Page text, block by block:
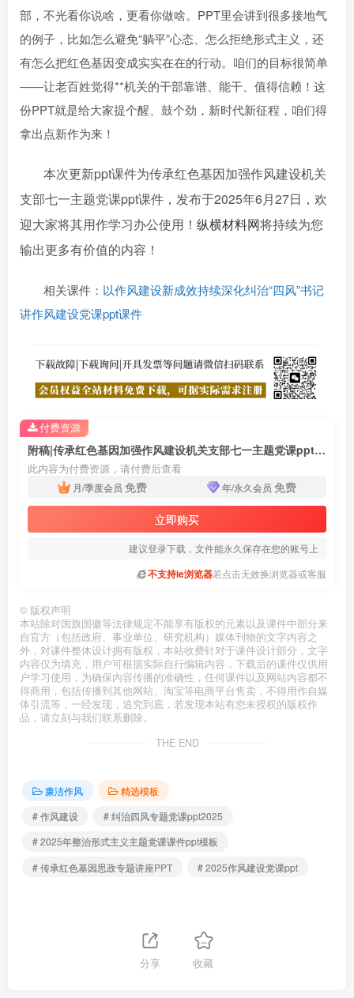
部，不光看你说啥，更看你做啥。PPT里会讲到很多接地气
的例子，比如怎么避免“躺平”心态、怎么拒绝形式主义，还
有怎么把红色基因变成实实在在的行动。咱们的目标很简单
——让老百姓觉得**机关的干部靠谱、能干、值得信赖！这
份PPT就是给大家提个醒、鼓个劲，新时代新征程，咱们得
拿出点新作为来！
本次更新ppt课件为传承红色基因加强作风建设机关
支部七一主题党课ppt课件，发布于2025年6月27日 ，欢
迎大家将其用作学习办公使用！ 纵横材料网将持续为您
输出更多有价值的内容！
相关课件： 以作风建设新成效持续深化纠治“四风”书记
讲作风建设党课ppt课件
附稿|传承红色基因加强作风建设机关支部七一主题党课ppt课件
此内容为付费资源，请付费后查看
月/季度会员 免费 年/永久会员 免费
立即购买
建议登录下载，文件能永久保存在您的账号上
不支持ie浏览器若点击无效换浏览器或客服
付费资源
© 版权声明
本站除对国旗国徽等法律规定不能享有版权的元素以及课件中部分来
自官方（包括政府、事业单位、研究机构）媒体刊物的文字内容之
外，对课件整体设计拥有版权，本站收费针对于课件设计部分，文字
内容仅为填充，用户可根据实际自行编辑内容，下载后的课件仅供用
户学习使用，为确保内容传播的准确性，任何课件以及网站内容都不
得商用，包括传播到其他网站、淘宝等电商平台售卖，不得用作自媒
体引流等，一经发现，追究到底，若发现本站有您未授权的版权作
品，请立刻与我们联系删除。
THE END
廉洁作风
精选模板
# 作风建设
# 纠治四风专题党课ppt2025
# 2025年整治形式主义主题党课课件ppt模板
# 传承红色基因思政专题讲座PPT
# 2025作风建设党课ppt
分享 收藏